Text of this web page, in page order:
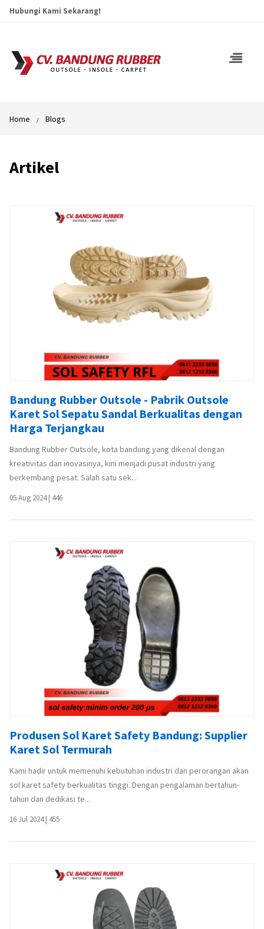
Hubungi Kami Sekarang!
Home Blogs
Artikel
Bandung Rubber Outsole - Pabrik Outsole
Karet Sol Sepatu Sandal Berkualitas dengan
Harga Terjangkau
Bandung Rubber Outsole, kota bandung yang dikenal dengan
kreativitas dan inovasinya, kini menjadi pusat industri yang
berkembang pesat. Salah satu sek...
05 Aug 2024| 446
Produsen Sol Karet Safety Bandung: Supplier
Karet Sol Termurah
Kami hadir untuk memenuhi kebutuhan industri dan perorangan akan
sol karet safety berkualitas tinggi. Dengan pengalaman bertahun-
tahun dan dedikasi te...
16 Jul 2024| 455